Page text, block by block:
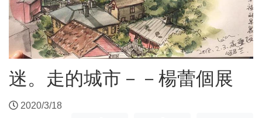
迷。走的城市－－楊蕾個展
2020/3/18